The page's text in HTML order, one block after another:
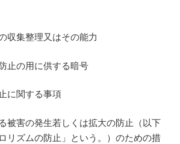
集整理又はその能力
止の用に供する暗号
に関する事項
害の発生若しくは拡大の防止（以下
リズムの防止」という。）のための措